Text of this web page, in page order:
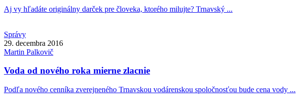
Aj vy hľadáte originálny darček pre človeka, ktorého milujte? Trnavský ...
Správy
29. decembra 2016
Martin Palkovič
Voda od nového roka mierne zlacnie
Podľa nového cenníka zverejneného Trnavskou vodárenskou spoločnosťou bude cena vody ...